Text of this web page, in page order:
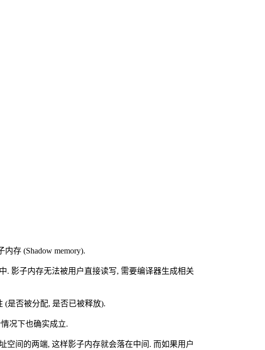
存 (Shadow memory).
. 影子内存无法被用户直接读写, 需要编译器生成相关
(是否被分配, 是否已被释放).
况下也确实成立.
空间的两端, 这样影子内存就会落在中间. 而如果用户